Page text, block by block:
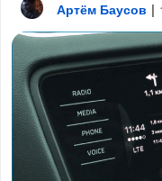
Артём Баусов |